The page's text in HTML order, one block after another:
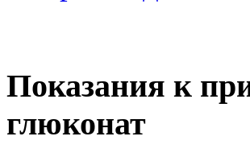
Показания к
глюконат